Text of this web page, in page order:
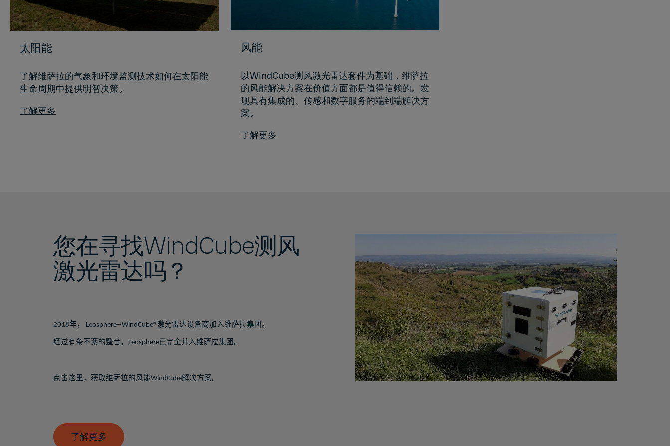
太阳能
了解维萨拉的气象和环境监测技术如何在太阳能
生命周期中提供明智决策。
了解更多
风能
以WindCube测风激光雷达套件为基础，维萨拉
的风能解决方案在价值方面都是值得信赖的。发
现具有集成的、传感和数字服务的端到端解决方
案。
了解更多
您在寻找WindCube测风
激光雷达吗？
2018年， Leosphere--WindCube®激光雷达设备商加入维萨拉集团。
经过有条不紊的整合， Leosphere已完全并入维萨拉集团。
点击这里，获取维萨拉的风能WindCube解决方案。
了解更多